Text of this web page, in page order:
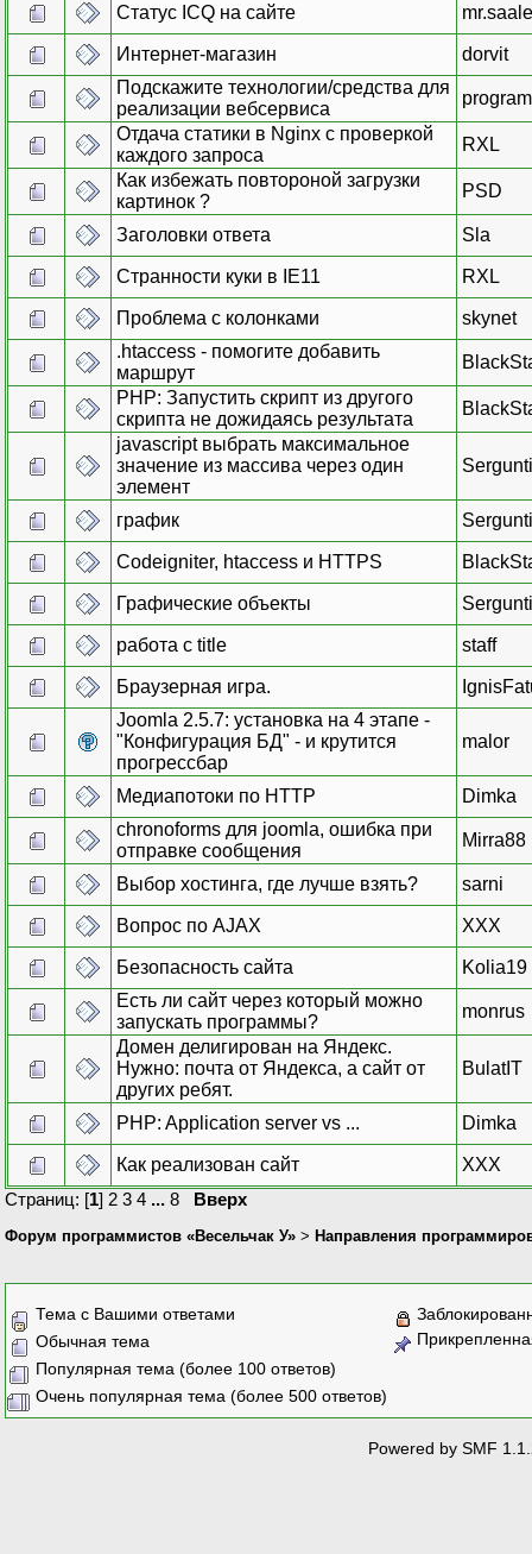
Статус ICQ на сайте
Интернет-магазин
dorvit
Подскажите технологии/средства для
реализации вебсервиса
Отдача статики в Nginx с проверкой
каждого запроса
RXL
Как избежать повтороной загрузки
картинок ?
PSD
Заголовки ответа Sla
Странности куки в IE11 RXL
Проблема с колонками
skynet
.htaccess - помогите добавить
маршрут
PHP: Запустить скрипт из другого
скрипта не дожидаясь результата
javascript выбрать максимальное
значение из массива через один
элемент
график
Codeigniter, htaccess и HTTPS
Графические объекты
работа с title staff
Браузерная игра.
Joomla 2.5.7: установка на 4 этапе -
"Конфигурация БД" - и крутится
прогрессбар
malor
Медиапотоки по HTTP
Dimka
chronoforms для joomla, ошибка при
отправке сообщения
Mirra88
Выбор хостинга, где лучше взять? sarni
Вопрос по AJAX XXX
Безопасность сайта
Kolia19
Есть ли сайт через который можно
запускать программы?
monrus
Домен делигирован на Яндекс.
Нужно: почта от Яндекса, а сайт от
других ребят.
BulatIT
PHP: Application server vs ... Dimka
Как реализован сайт
XXX
Страниц: [1] 2 3 4 ... 8 Вверх
Форум программистов «Весельчак У» > Направления
Тема с Вашими ответами
Обычная тема
Популярная тема (более 100 ответов)
Очень популярная тема (более 500 ответов)
Powered by SMF